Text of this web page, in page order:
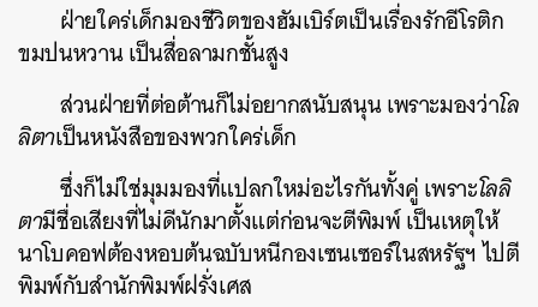
ฝ่ายใคร่เด็กมองชีวิตของฮัมเบิร์ตเป็นเรื่องรักอีโรติก
ขมปนหวาน เป็นสื่อลามกชั้นสูง
ส่วนฝ่ายที่ต่อต้านก็ไม่อยากสนับสนุน เพราะมองว่าโล
ลิตาเป็นหนังสือของพวกใคร่เด็ก
ซึ่งก็ไม่ใช่มุมมองที่แปลกใหม่อะไรกันทั้งคู่ เพราะโลลิ
ตามีชื่อเสียงที่ไม่ดีนักมาตั้งแต่ก่อนจะตีพิมพ์ เป็นเหตุให้
นาโบคอฟต้องหอบต้นฉบับหนีกองเซนเซอร์ในสหรัฐฯ ไปตี
พิมพ์กับสำนักพิมพ์ฝรั่งเศส